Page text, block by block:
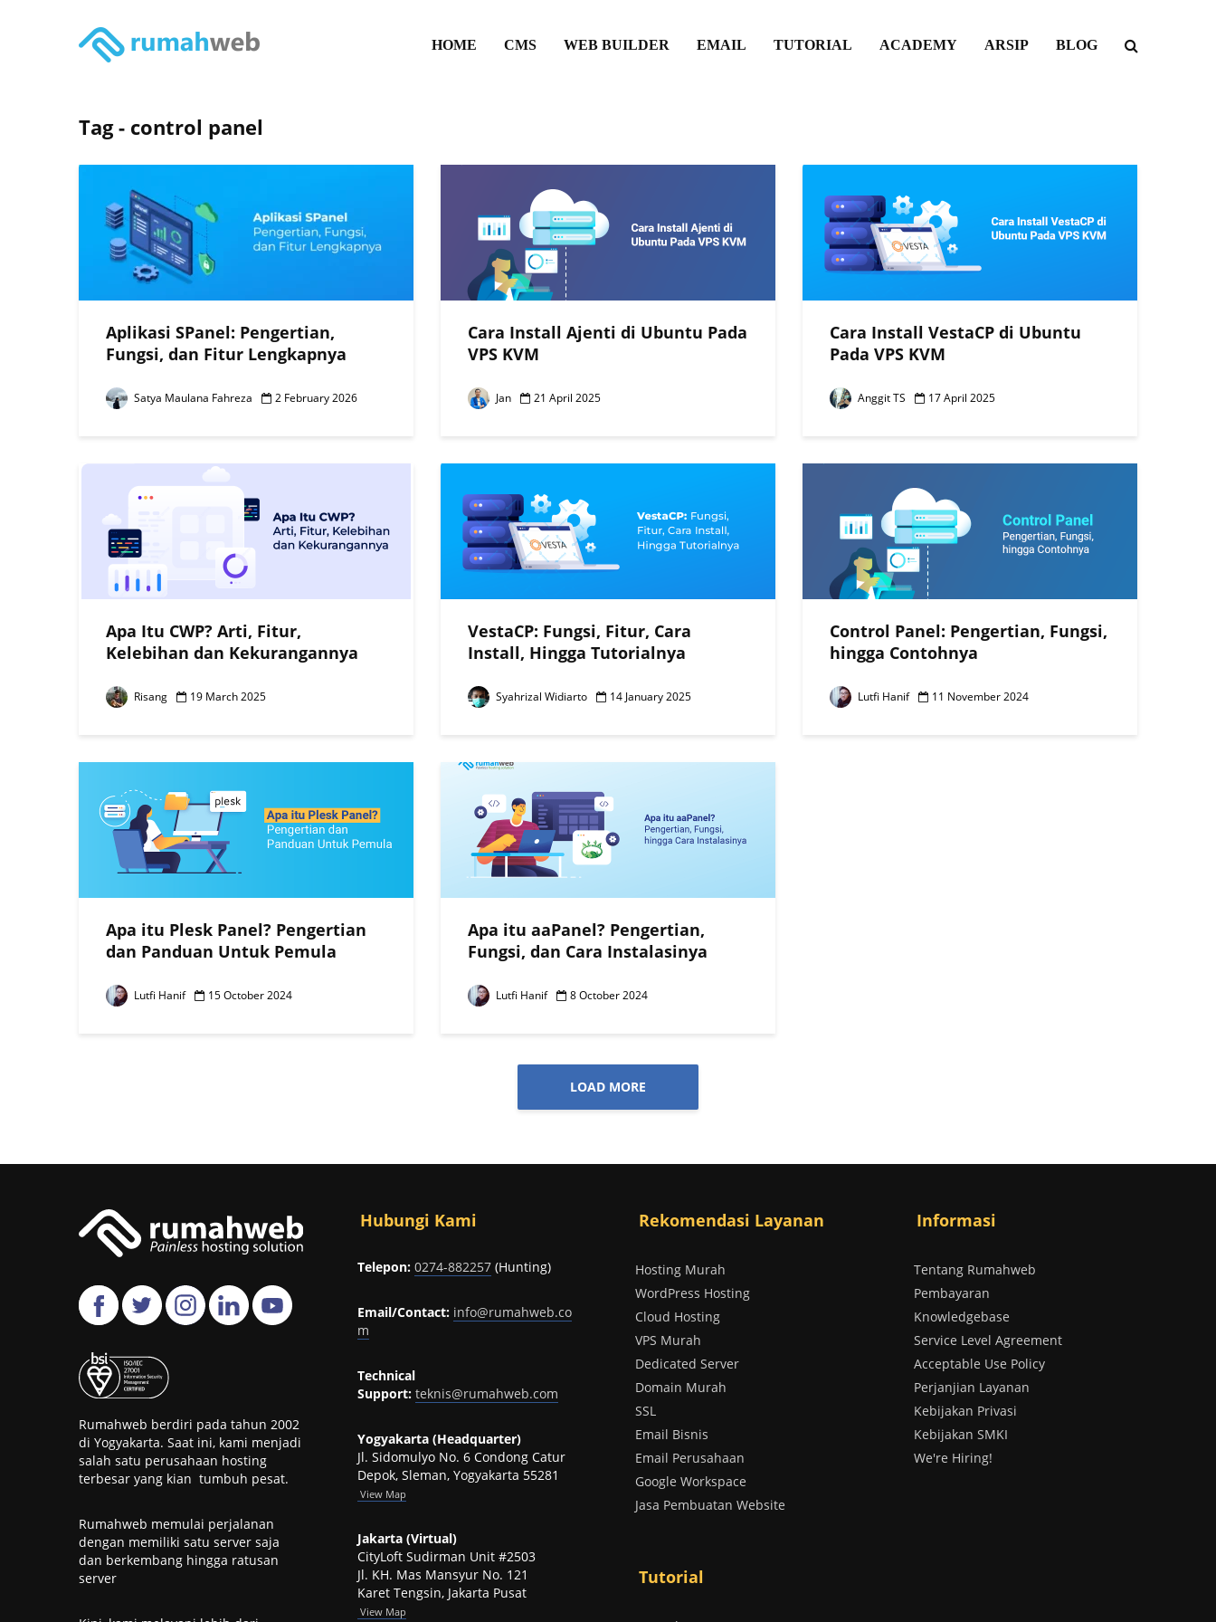
HOME CMS WEB BUILDER EMAIL TUTORIAL ACADEMY ARSIP BLOG
Tag - control panel
Aplikasi SPanel: Pengertian,
Fungsi, dan Fitur Lengkapnya
Satya Maulana Fahreza 2 February 2026
Cara Install Ajenti di Ubuntu Pada
VPS KVM
Jan 21 April 2025
Cara Install VestaCP di Ubuntu
Pada VPS KVM
Anggit TS 17 April 2025
Apa Itu CWP? Arti, Fitur,
Kelebihan dan Kekurangannya
Risang 19 March 2025
VestaCP: Fungsi, Fitur, Cara
Install, Hingga Tutorialnya
Syahrizal Widiarto 14 January 2025
Control Panel: Pengertian, Fungsi,
hingga Contohnya
Lutfi Hanif 11 November 2024
Apa itu Plesk Panel? Pengertian
dan Panduan Untuk Pemula
Lutfi Hanif 15 October 2024
Apa itu aaPanel? Pengertian,
Fungsi, dan Cara Instalasinya
Lutfi Hanif 8 October 2024
LOAD MORE
Rumahweb berdiri pada tahun 2002
di Yogyakarta. Saat ini, kami menjadi
salah satu perusahaan hosting
terbesar yang kian tumbuh pesat.
Rumahweb memulai perjalanan
dengan memiliki satu server saja
dan berkembang hingga ratusan
server
Hubungi Kami
Telepon: 0274-882257(Hunting)
Email/Contact: info@rumahweb.co
m
Technical
Support: teknis@rumahweb.com
Yogyakarta (Headquarter)
Jl. Sidomulyo No. 6 Condong Catur
Depok, Sleman, Yogyakarta 55281
View Map
Jakarta (Virtual)
CityLoft Sudirman Unit #2503
Jl. KH. Mas Mansyur No. 121
Karet Tengsin, Jakarta Pusat
View Map
Rekomendasi Layanan
Hosting Murah
WordPress Hosting
Cloud Hosting
VPS Murah
Dedicated Server
Domain Murah
SSL
Email Bisnis
Email Perusahaan
Google Workspace
Jasa Pembuatan Website
Tutorial
Informasi
Tentang Rumahweb
Pembayaran
Knowledgebase
Service Level Agreement
Acceptable Use Policy
Perjanjian Layanan
Kebijakan Privasi
Kebijakan SMKI
We're Hiring!